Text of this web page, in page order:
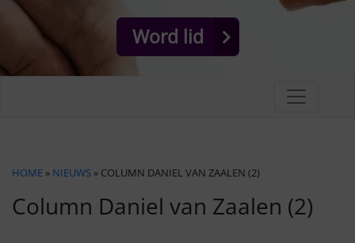
Word lid
HOME » NIEUWS » COLUMN DANIEL VAN ZAALEN (2)
Column Daniel van Zaalen (2)